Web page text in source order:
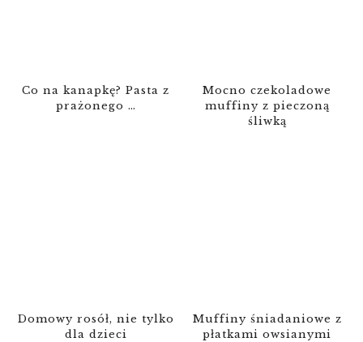
Co na kanapkę? Pasta z
prażonego …
Mocno czekoladowe
muffiny z pieczoną
śliwką
Domowy rosół, nie tylko
dla dzieci
Muffiny śniadaniowe z
płatkami owsianymi